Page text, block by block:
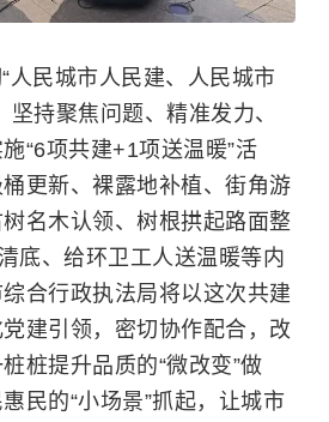
人民城市人民建、人民城市
坚持聚焦问题、精准发力、
“6项共建+1项送温暖”活
更新、裸露地补植、街角游
名木认领、树根拱起路面整
底、给环卫工人送温暖等内
合行政执法局将以这次共建
建引领，密切协作配合，改
桩提升品质的“微改变”做
民的“小场景”抓起，让城市